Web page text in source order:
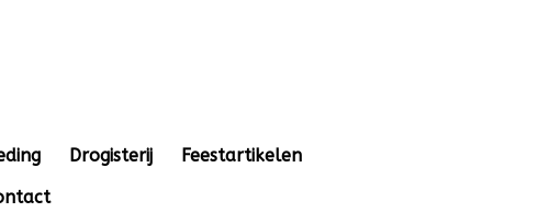
Drogisterij
Feestartikelen